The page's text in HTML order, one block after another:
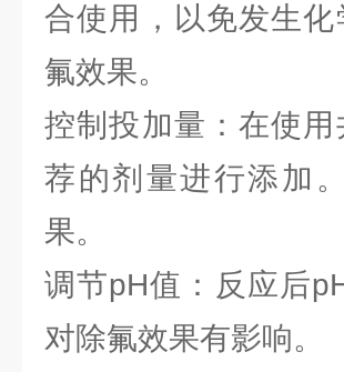
合使用，以免发生
氟效果。
控制投加量：在使
荐的剂量进行添加
果。
调节pH值：反应后
对除氟效果有影响。